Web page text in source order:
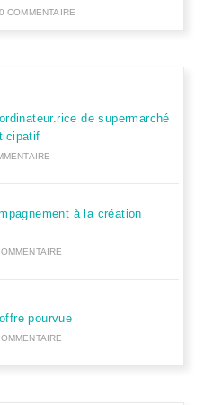
0 COMMENTAIRE
de supermarché
à la création
pourvue